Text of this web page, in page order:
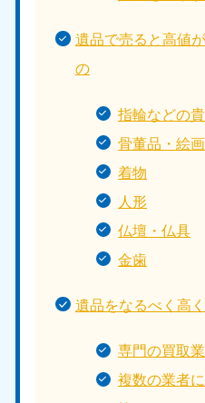
遺品で売ると高値
の
指輪などの
骨董品・絵
着物
人形
仏壇・仏具
金歯
遺品をなるべく高
専門の買取
複数の業者